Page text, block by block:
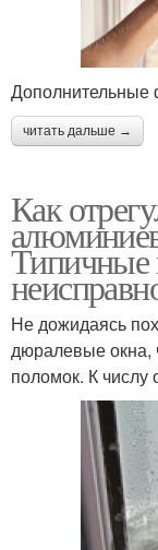
Дополнительные
читать дальше →
Как
Типичные
Не дожидаясь
дюралевые окна,
поломок. К числу